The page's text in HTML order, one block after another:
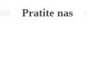
Pratite nas